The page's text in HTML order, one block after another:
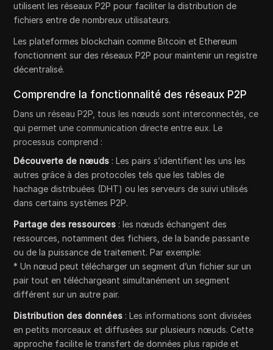
utilisent les réseaux P2P pour faciliter la distribution de
fichiers entre de nombreux utilisateurs.
Les plateformes blockchain comme Bitcoin et Ethereum
fonctionnent sur des réseaux P2P pour maintenir un registre
décentralisé.
Comprendre la fonctionnalité des réseaux P2P
Dans un réseau P2P, tous les nœuds sont interconnectés, ce
qui permet une communication directe entre eux. Le
processus comprend :
Découverte de nœuds : Les pairs s’identifient les uns les
autres grâce à des protocoles tels que les tables de
hachage distribuées (DHT) ou les serveurs de suivi utilisés
dans certains systèmes P2P.
Partage des ressources : les nœuds échangent des
ressources, notamment des fichiers, de la bande passante
ou de la puissance de traitement. Par exemple:
* Un nœud peut télécharger un segment d’un fichier sur un
pair tout en téléchargeant simultanément un segment
différent sur un autre pair.
Distribution des données : Les informations sont divisées
en petits morceaux et diffusées sur plusieurs nœuds. Cette
approche facilite le transfert de données plus rapide et